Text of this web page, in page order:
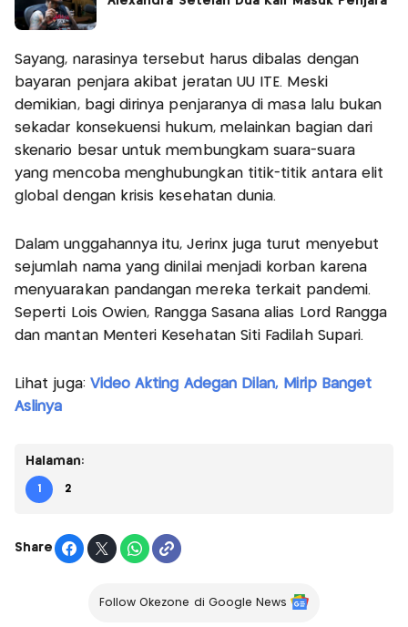
Sayang, narasinya tersebut harus dibalas dengan
bayaran penjara akibat jeratan UU ITE. Meski
demikian, bagi dirinya penjaranya di masa lalu bukan
sekadar konsekuensi hukum, melainkan bagian dari
skenario besar untuk membungkam suara-suara
yang mencoba menghubungkan titik-titik antara elit
global dengan krisis kesehatan dunia.
Dalam unggahannya itu, Jerinx juga turut menyebut
sejumlah nama yang dinilai menjadi korban karena
menyuarakan pandangan mereka terkait pandemi.
Seperti Lois Owien, Rangga Sasana alias Lord Rangga
dan mantan Menteri Kesehatan Siti Fadilah Supari.
Lihat juga: Video Akting Adegan Dilan, Mirip Banget
Aslinya
Halaman:
1 2
Share
Follow Okezone di Google News